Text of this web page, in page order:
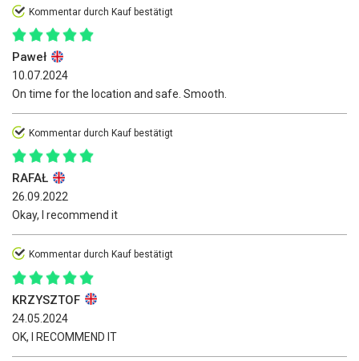
Kommentar durch Kauf bestätigt
Paweł
10.07.2024
On time for the location and safe. Smooth.
Kommentar durch Kauf bestätigt
RAFAŁ
26.09.2022
Okay, I recommend it
Kommentar durch Kauf bestätigt
KRZYSZTOF
24.05.2024
OK, I RECOMMEND IT